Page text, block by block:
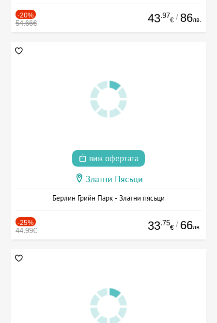
-20%
54.66€ 43.97
€ / 86лв.
виж офертата
Златни Пясъци
Берлин Грийн Парк - Златни пясъци
-25%
44.99€ 33.75
€ / 66лв.